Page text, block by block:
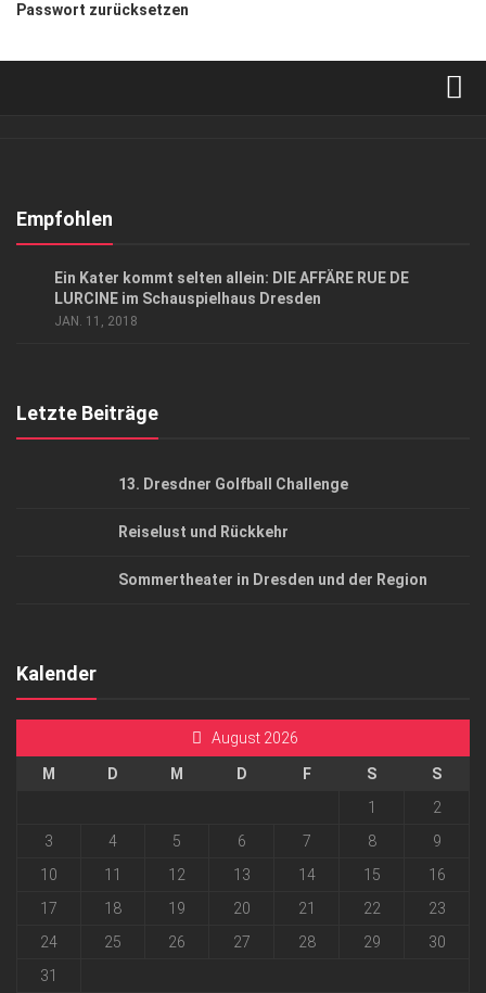
Passwort zurücksetzen
Kontakt, Impressum
Empfohlen
Ein Kater kommt selten allein: DIE AFFÄRE RUE DE
LURCINE im Schauspielhaus Dresden
JAN. 11, 2018
Letzte Beiträge
13. Dresdner Golfball Challenge
Reiselust und Rückkehr
Sommertheater in Dresden und der Region
Kalender
August 2026
M D M D F S
S
1
2
3
4 5 6 7 8
9
10
11 12 13 14 15
16
17
18 19 20 21 22
23
24
25 26 27 28 29
30
31